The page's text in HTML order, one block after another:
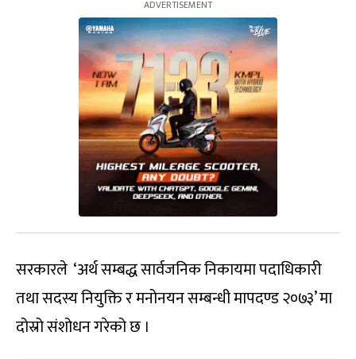
सरकारले ‘अर्थ सम्बद्ध सार्वजनिक निकायमा पदाधिकारी
तथा सदस्य नियुक्ति र मनोनयन सम्बन्धी मापदण्ड २०७३’ मा
दोस्रो संशोधन गरेको छ ।